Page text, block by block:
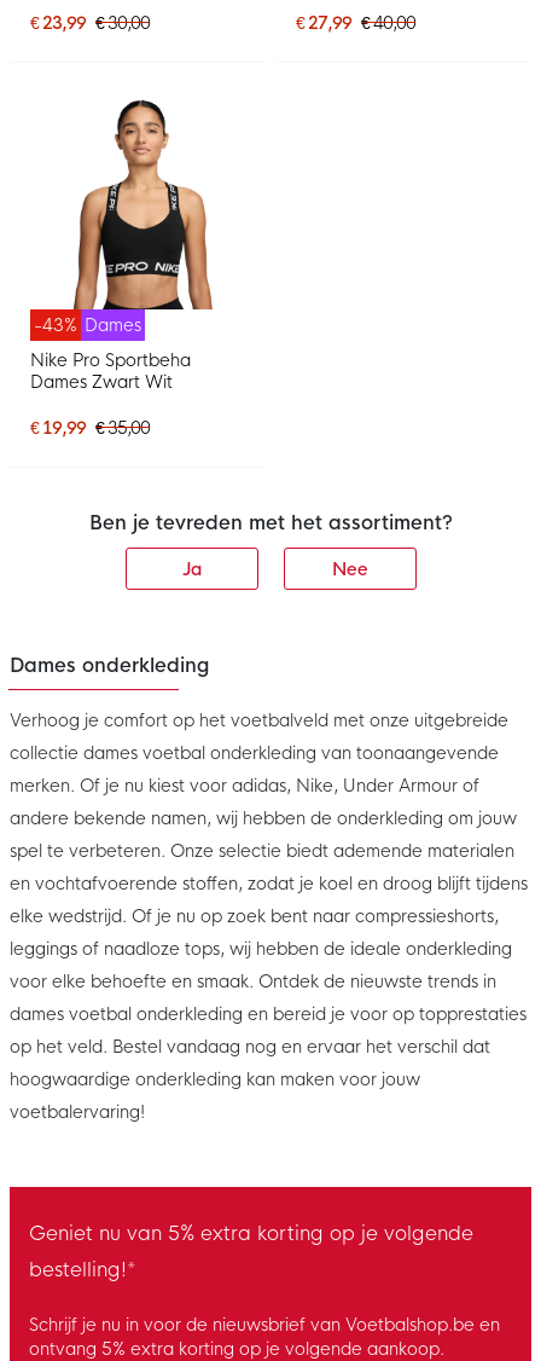
€ 23,99 € 30,00
€ 27,99 € 40,00
-43% Dames
Nike Pro Sportbeha
Dames Zwart Wit
€ 19,99 € 35,00
Ben je tevreden met het assortiment?
Ja Nee
Dames onderkleding
Verhoog je comfort op het voetbalveld met onze uitgebreide
collectie dames voetbal onderkleding van toonaangevende
merken. Of je nu kiest voor adidas, Nike, Under Armour of
andere bekende namen, wij hebben de onderkleding om jouw
spel te verbeteren. Onze selectie biedt ademende materialen
en vochtafvoerende stoffen, zodat je koel en droog blijft tijdens
elke wedstrijd. Of je nu op zoek bent naar compressieshorts,
leggings of naadloze tops, wij hebben de ideale onderkleding
voor elke behoefte en smaak. Ontdek de nieuwste trends in
dames voetbal onderkleding en bereid je voor op topprestaties
op het veld. Bestel vandaag nog en ervaar het verschil dat
hoogwaardige onderkleding kan maken voor jouw
voetbalervaring!
Geniet nu van 5% extra korting op je volgende
bestelling!*
Schrijf je nu in voor de nieuwsbrief van Voetbalshop.be en
ontvang 5% extra korting op je volgende aankoop.